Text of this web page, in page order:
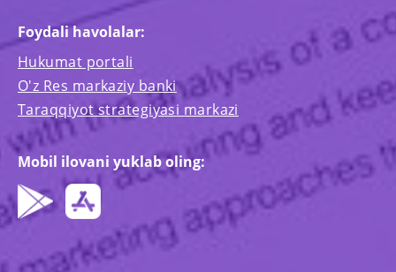
Foydali havolalar:
Hukumat portali
O'z Res markaziy banki
Taraqqiyot strategiyasi markazi
Mobil ilovani yuklab oling: